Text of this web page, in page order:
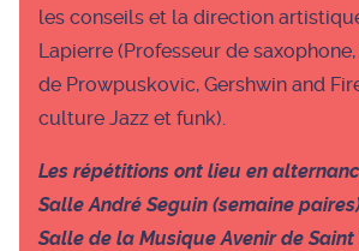
les conseils et la direction
Lapierre (Professeur de
de Prowpuskovic, Gershwin and
culture Jazz et funk).
Les répétitions ont lieu en
Salle André Seguin (semaine
Salle de la Musique Avenir de Saint